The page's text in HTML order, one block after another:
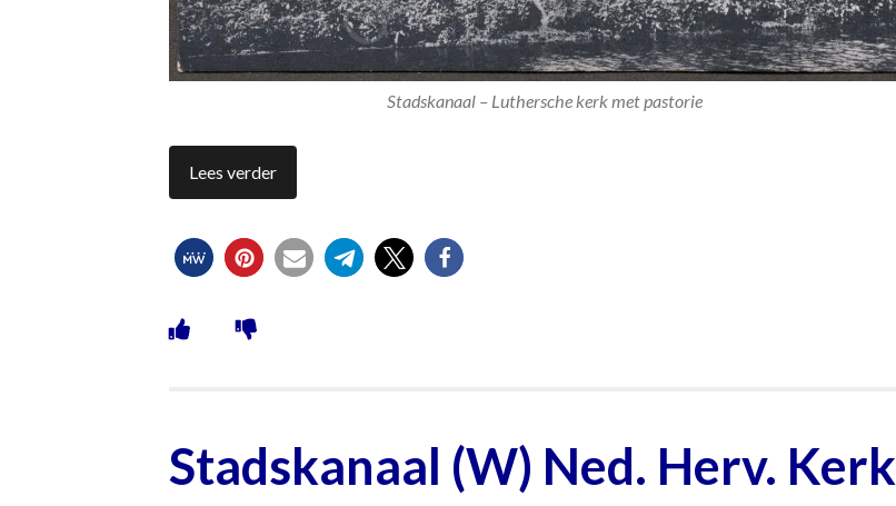
Stadskanaal – Luthersche kerk met pastorie
Lees verder
Stadskanaal (W) Ned. Herv. Kerk